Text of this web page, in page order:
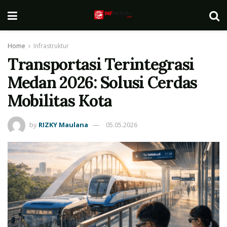
Home Infrastruktur
Transportasi Terintegrasi
Medan 2026: Solusi Cerdas
Mobilitas Kota
by RIZKY Maulana 05.05.2026